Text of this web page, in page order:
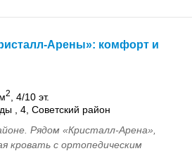
Арены»: комфорт и
2
, 4/10 эт.
, 4, Советский район
Рядом «Кристалл-Арена»,
кровать с ортопедическим